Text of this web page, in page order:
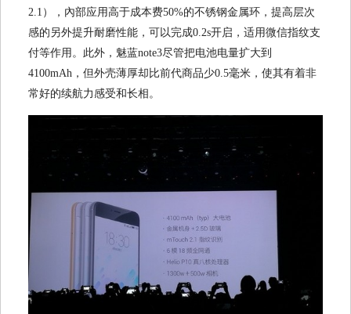
2.1），內部应用高于成本费50%的不锈钢金属环，提高层次
感的另外提升耐磨性能，可以完成0.2s开启，适用微信指纹支
付等作用。此外，魅蓝note3尽管把电池电量扩大到
4100mAh，但外壳薄厚却比前代商品少0.5毫米，使其有着非
常好的续航力感受和长相。